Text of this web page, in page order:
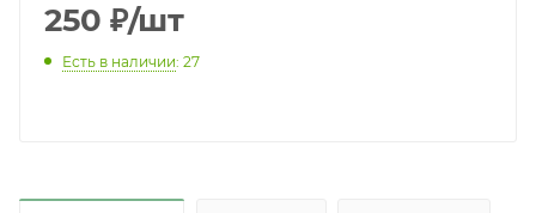
250 ₽/шт
Есть в наличии: 27